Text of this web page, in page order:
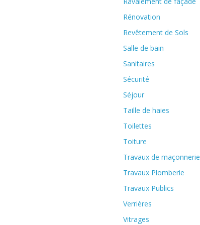
Rénovation
Revêtement de Sols
Salle de bain
Sanitaires
Sécurité
Séjour
Taille de haies
Toilettes
Toiture
Travaux de maçonnerie
Travaux Plomberie
Travaux Publics
Verrières
Vitrages